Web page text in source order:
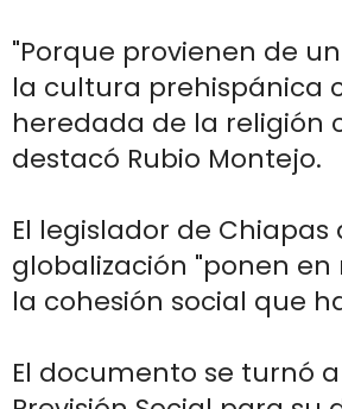
"Porque provienen de
la cultura prehispánica
heredada de la religión
destacó Rubio Montejo.
El legislador de
globalización "ponen
la cohesión social que
El documento se turnó